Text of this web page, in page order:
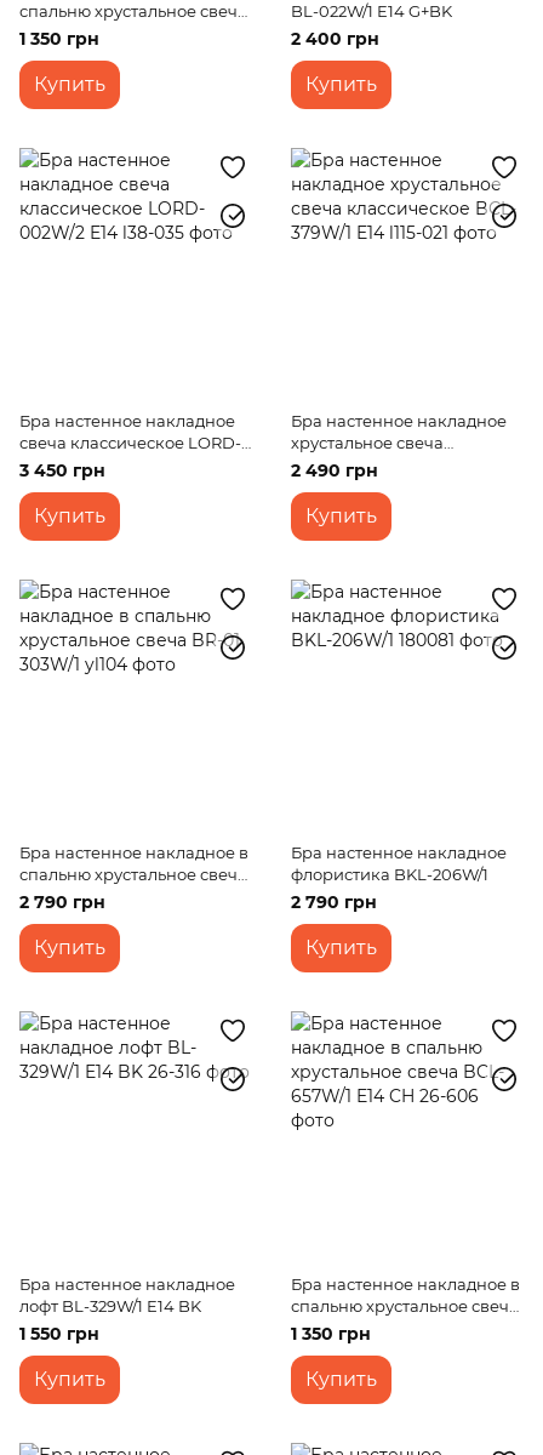
спальню хрустальное свеча
BCL-658W/1 E14 CH
1 350 грн
Купить
BL-022W/1 E14 G+BK
2 400 грн
Купить
Бра настенное накладное
свеча классическое LORD-
002W/2 E14
3 450 грн
Купить
Бра настенное накладное
хрустальное свеча
классическое BCL-379W/1
2 490 грн
Купить
Бра настенное накладное в
спальню хрустальное свеча
BR-01 303W/1
2 790 грн
Купить
Бра настенное накладное
флористика BKL-206W/1
2 790 грн
Купить
Бра настенное накладное
лофт BL-329W/1 E14 BK
1 550 грн
Купить
Бра настенное накладное в
спальню хрустальное свеча
BCL-657W/1 E14 CH
1 350 грн
Купить